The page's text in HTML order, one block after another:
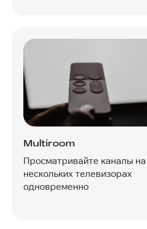
Multiroom
Просматривайте каналы на
нескольких телевизорах
одновременно